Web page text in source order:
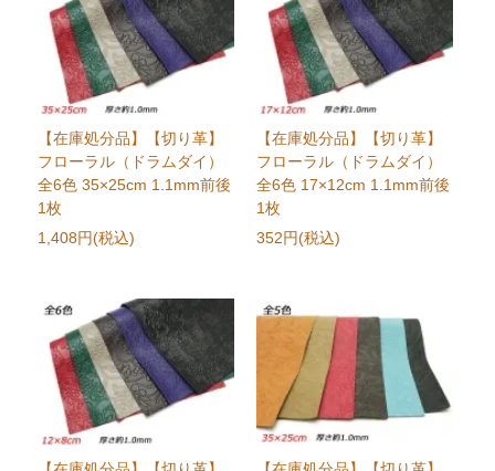
【在庫処分品】【切り革】
フローラル（ドラムダイ）
全6色 35×25cm 1.1mm前後
1枚
1,408円(税込)
【在庫処分品】【切り革】
フローラル（ドラムダイ）
全6色 17×12cm 1.1mm前後
1枚
352円(税込)